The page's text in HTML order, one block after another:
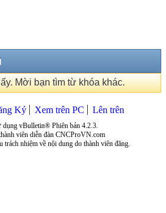
Mời bạn tìm từ khóa khác.
Ký Xem trên PC Lên trên
dụng vBulletin® Phiên bản 4.2.3.
viên diễn đàn CNCProVN.com
trách nhiệm về nội dung do thành viên đăng.